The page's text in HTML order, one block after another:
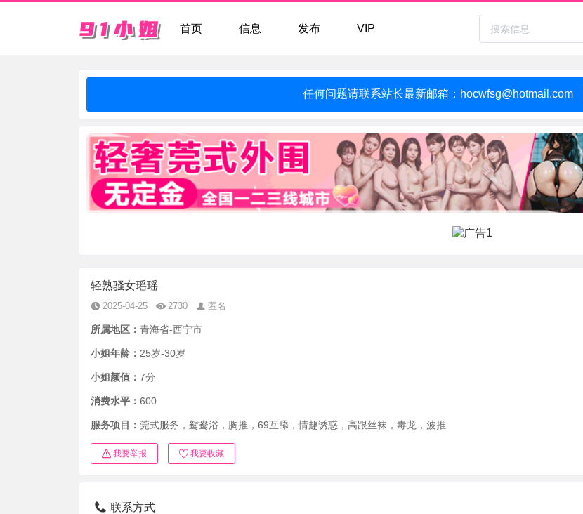
首页 信息 发布 VIP
任何问题请联系站长最新邮箱： hocwfsg@hotmail.com
轻熟骚女瑶瑶
2025-04-25 2730 匿名
所属地区： 青海省-西宁市
小姐年龄： 25岁-30岁
小姐颜值： 7分
消费水平： 600
服务项目： 莞式服务，鸳鸯浴，胸推，69互舔，情趣诱惑，高跟丝袜，毒龙，波推
我要举报 我要收藏
联系方式